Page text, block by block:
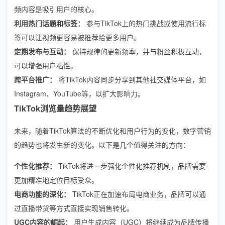
频内容是吸引用户的核心。
利用热门话题和标签：
参与TikTok上的热门挑战或使用流行标
签可以让视频更容易被推荐给更多用户。
定期发布与互动：
保持规律的更新频率，并与粉丝积极互动，
可以增强用户粘性。
跨平台推广：
将TikTok内容同步分享到其他社交媒体平台，如
Instagram、YouTube等，以扩大影响力。
TikTok浏览量趋势展望
未来，随着TikTok算法的不断优化和用户行为的变化，数字营销
的趋势也将发生新的变化。以下是几个值得关注的方向：
个性化推荐：
TikTok将进一步强化个性化推荐机制，品牌需要
更加精准地定位目标受众。
电商功能的深化：
TikTok正在加速布局电商业务，品牌可以通
过直播带货等方式直接实现销售转化。
UGC内容的崛起：
用户生成内容（UGC）将继续成为品牌传播